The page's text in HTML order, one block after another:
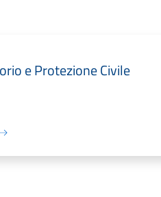
e Protezione Civile